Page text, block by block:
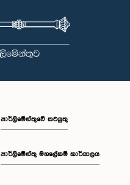
පාර්ලිමේන්තුවේ කටයුතු
පාර්ලිමේන්තු මහලේකම් කාර්යාලය